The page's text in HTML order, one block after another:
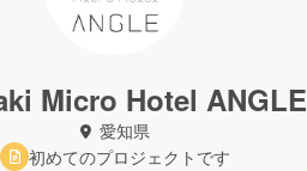
Micro Hotel ANGLE
愛知県
初めてのプロジェクトです